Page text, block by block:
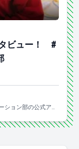
ュー！ #プロモーシ
タビュー！ #
ション部の公式アカ